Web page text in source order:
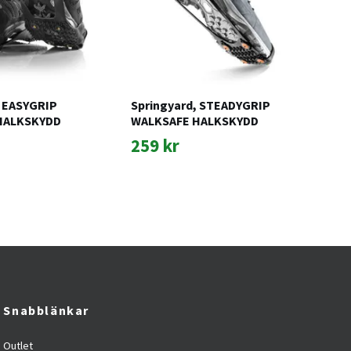
Springyard, STEADYGRIP
WALKSAFE HALKSKYDD
259 kr
Snabblänkar
Outlet